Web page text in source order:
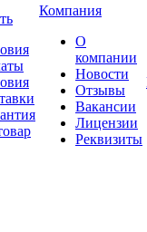
Компания
О
компании
Новости
Отзывы
Вакансии
Лицензии
Реквизиты